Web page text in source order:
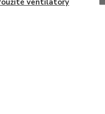
ventilatory